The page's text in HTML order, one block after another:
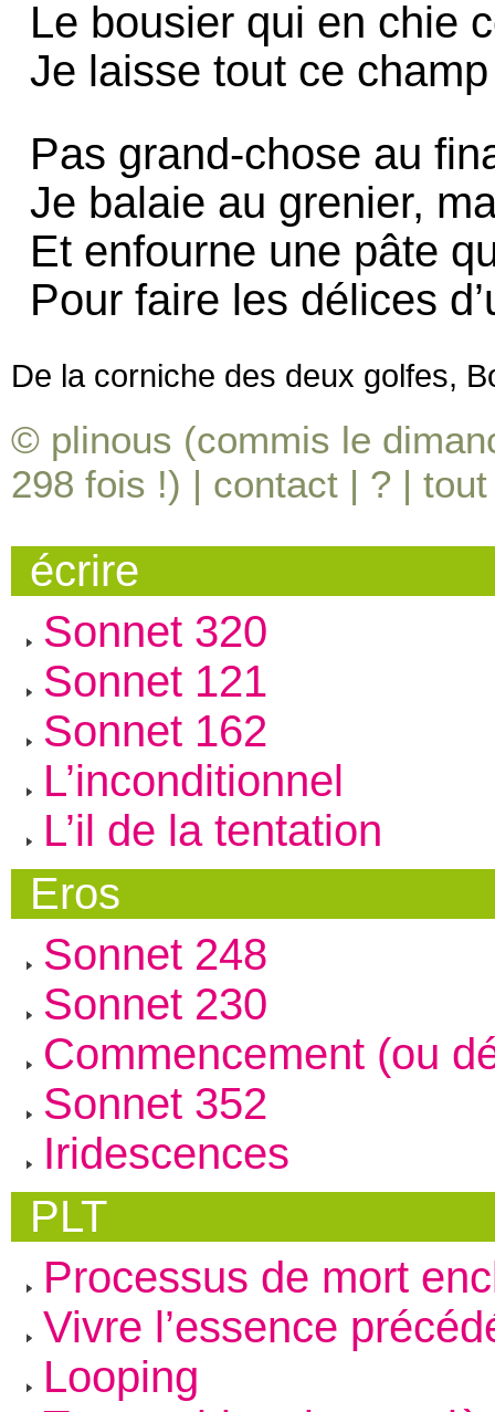
Le bousier qui en chie
Je laisse tout ce
Pas grand-chose au
Je balaie au grenier,
Et enfourne une pâte
Pour faire les délices
De la corniche des deux golfes,
© plinous (commis le
298 fois !) | contact | ? | tout
écrire
Sonnet 320
Sonnet 121
Sonnet 162
L’inconditionnel
L’il de la tentation
Eros
Sonnet 248
Sonnet 230
Commencement (ou
Sonnet 352
Iridescences
PLT
Processus de mort
Vivre l’essence
Looping